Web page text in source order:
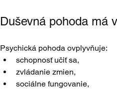
Duševná pohoda má
Psychická pohoda ovplyvňuje:
schopnosť učiť sa,
zvládanie zmien,
sociálne fungovanie,